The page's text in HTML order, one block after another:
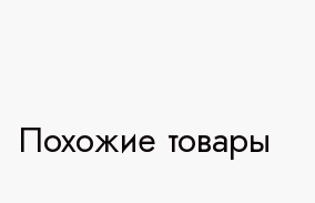
Похожие товары